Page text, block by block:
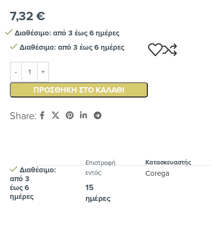
7,32€
Διαθέσιμο: από 3 έως 6 ημέρες
Διαθέσιμο: από 3 έως 6 ημέρες
ΠΡΟΣΘΉΚΗ ΣΤΟ ΚΑΛΆΘΙ
Share:
Διαθέσιμο:
από 3
έως 6
ημέρες
Eπιστροφή
εντός:
15
ημέρες
Κατασκευαστής
Corega